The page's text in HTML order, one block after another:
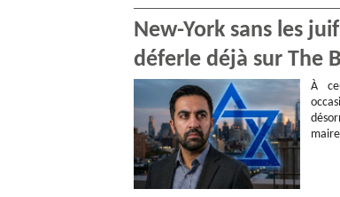
New-York sans les
déferle déjà sur The
À